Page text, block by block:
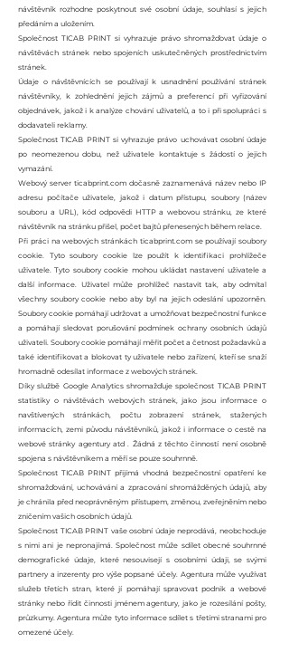
návštěvník rozhodne poskytnout své osobní údaje, souhlasí s jejich
předáním a uložením.
Společnost TICAB PRINT si vyhrazuje právo shromažďovat údaje o
návštěvách stránek nebo spojeních uskutečněných prostřednictvím
stránek.
Údaje o návštěvnících se používají k usnadnění používání stránek
návštěvníky, k zohlednění jejich zájmů a preferencí při vyřizování
objednávek, jakož i k analýze chování uživatelů, a to i při spolupráci s
dodavateli reklamy.
Společnost TICAB PRINT si vyhrazuje právo uchovávat osobní údaje
po neomezenou dobu, než uživatele kontaktuje s žádostí o jejich
vymazání.
Webový server ticabprint.com dočasně zaznamenává název nebo IP
adresu počítače uživatele, jakož i datum přístupu, soubory (název
souboru a URL), kód odpovědi HTTP a webovou stránku, ze které
návštěvník na stránku přišel, počet bajtů přenesených během relace.
Při práci na webových stránkách ticabprint.com se používají soubory
cookie. Tyto soubory cookie lze použít k identifikaci prohlížeče
uživatele. Tyto soubory cookie mohou ukládat nastavení uživatele a
další informace. Uživatel může prohlížeč nastavit tak, aby odmítal
všechny soubory cookie nebo aby byl na jejich odeslání upozorněn.
Soubory cookie pomáhají udržovat a umožňovat bezpečnostní funkce
a pomáhají sledovat porušování podmínek ochrany osobních údajů
uživateli. Soubory cookie pomáhají měřit počet a četnost požadavků a
také identifikovat a blokovat ty uživatele nebo zařízení, kteří se snaží
hromadně odesílat informace z webových stránek.
Díky službě Google Analytics shromažďuje společnost TICAB PRINT
statistiky o návštěvách webových stránek, jako jsou informace o
navštívených stránkách, počtu zobrazení stránek, stažených
informacích, zemi původu návštěvníků, jakož i informace o cestě na
webové stránky agentury atd . Žádná z těchto činností není osobně
spojena s návštěvníkem a měří se pouze souhrnně.
Společnost TICAB PRINT přijímá vhodná bezpečnostní opatření ke
shromažďování, uchovávání a zpracování shromážděných údajů, aby
je chránila před neoprávněným přístupem, změnou, zveřejněním nebo
zničením vašich osobních údajů.
Společnost TICAB PRINT vaše osobní údaje neprodává, neobchoduje
s nimi ani je nepronajímá. Společnost může sdílet obecné souhrnné
demografické údaje, které nesouvisejí s osobními údaji, se svými
partnery a inzerenty pro výše popsané účely. Agentura může využívat
služeb třetích stran, které jí pomáhají spravovat podnik a webové
stránky nebo řídit činnosti jménem agentury, jako je rozesílání pošty,
průzkumy. Agentura může tyto informace sdílet s třetími stranami pro
omezené účely.